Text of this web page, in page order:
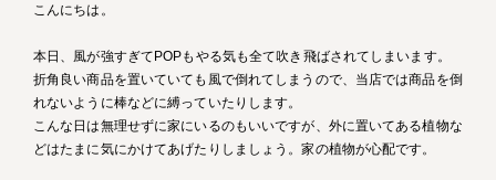
こんにちは。
本日、風が強すぎてPOPもやる気も全て吹き飛ばされてしまいます。
折角良い商品を置いていても風で倒れてしまうので、当店では商品を倒
れないように棒などに縛っていたりします。
こんな日は無理せずに家にいるのもいいですが、外に置いてある植物な
どはたまに気にかけてあげたりしましょう。家の植物が心配です。